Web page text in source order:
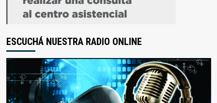
ESCUCHÁ NUESTRA RADIO ONLINE